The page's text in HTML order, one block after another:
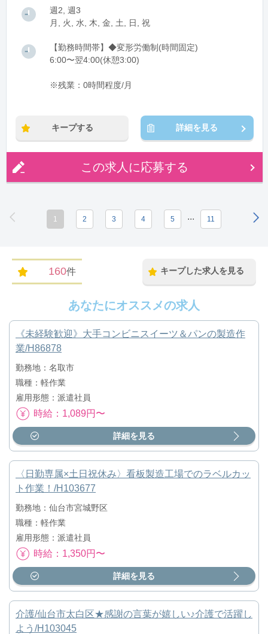
週2, 週3
月, 火, 水, 木, 金, 土, 日, 祝
【勤務時間帯】◆変形労働制(時間固定)
6:00〜翌4:00(休憩3:00)
※残業：0時間程度/月
キープする 詳細を見る
この求人に応募する
1 2 3 4 5 ... 11
160件 キープした求人を見る
あなたにオススメの求人
《未経験歓迎》大手コンビニスイーツ＆パンの製造作
業/H86878
勤務地：名取市
職種：軽作業
雇用形態：派遣社員
時給：1,089円〜
詳細を見る
〈日勤専属×土日祝休み〉看板製造工場でのラベルカッ
ト作業！/H103677
勤務地：仙台市宮城野区
職種：軽作業
雇用形態：派遣社員
時給：1,350円〜
詳細を見る
介護/仙台市太白区★感謝の言葉が嬉しい♪介護で活躍し
よう/H103045